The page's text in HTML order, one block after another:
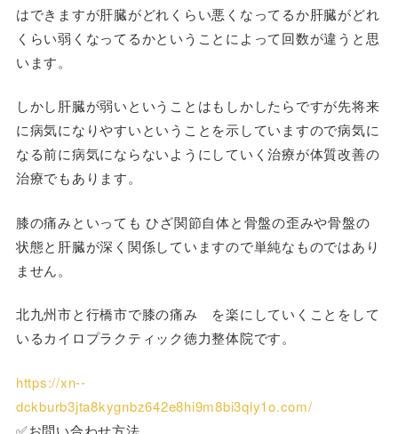
はできますが肝臓がどれくらい悪くなってるか肝臓がどれ
くらい弱くなってるかということによって回数が違うと思
います。
しかし肝臓が弱いということはもしかしたらですが先将来
に病気になりやすいということを示していますので病気に
なる前に病気にならないようにしていく治療が体質改善の
治療でもあります。
膝の痛みといっても ひざ関節自体と骨盤の歪みや骨盤の
状態と肝臓が深く関係していますので単純なものではあり
ません。
北九州市と行橋市で膝の痛み を楽にしていくことをして
いるカイロプラクティック徳力整体院です。
https://xn--
dckburb3jta8kygnbz642e8hi9m8bi3qly1o.com/
✅お問い合わせ方法